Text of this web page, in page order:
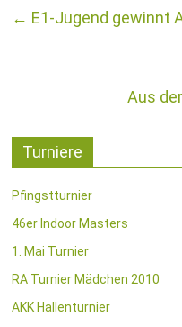
← E1-Jugend gewinnt
Aus
Turniere
Pfingstturnier
46er Indoor Masters
1. Mai Turnier
RA Turnier Mädchen 2010
AKK Hallenturnier